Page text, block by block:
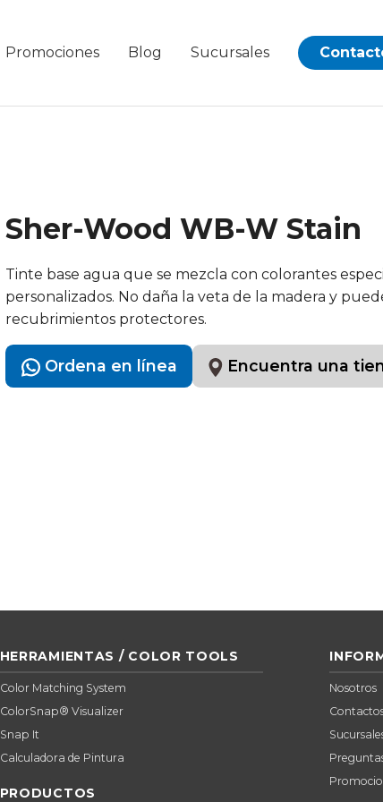
Promociones Blog Sucursales
Sher-Wood WB-W Stain
Tinte base agua que se mezcla con colorantes
personalizados. No daña la veta de la madera y
recubrimientos protectores.
Ordena en línea Encuentra una
HERRAMIENTAS / COLOR TOOLS
Color Matching System
ColorSnap® Visualizer
Snap It
Calculadora de Pintura
PRODUCTOS
Nosotros